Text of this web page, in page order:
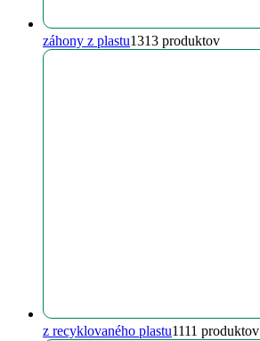
záhony z plastu1313 produktov
z recyklovaného plastu1111 produktov